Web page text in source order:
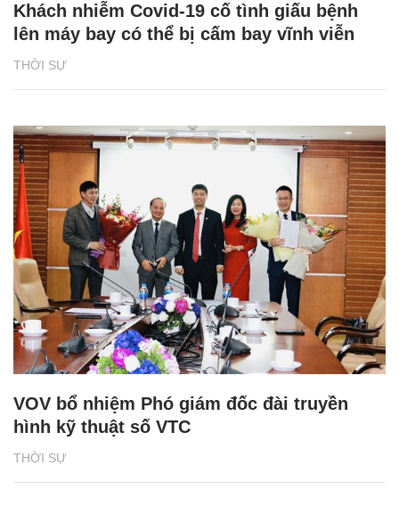
THỜI SỰ
Khách nhiễm Covid-19 cố tình giấu bệnh
lên máy bay có thể bị cấm bay vĩnh viễn
THỜI SỰ
VOV bổ nhiệm Phó giám đốc đài truyền
hình kỹ thuật số VTC